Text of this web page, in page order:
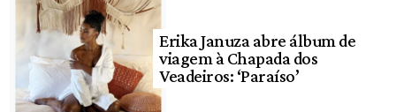
Erika Januza abre álbum de
viagem à Chapada dos
Veadeiros: ‘Paraíso’